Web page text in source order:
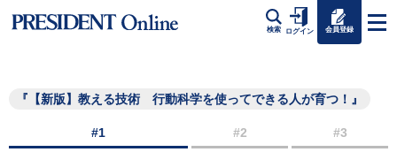
検索 ログイン 会員登録
『【新版】教える技術 行動科学を使ってできる人が育つ！』
#1 #2 #3